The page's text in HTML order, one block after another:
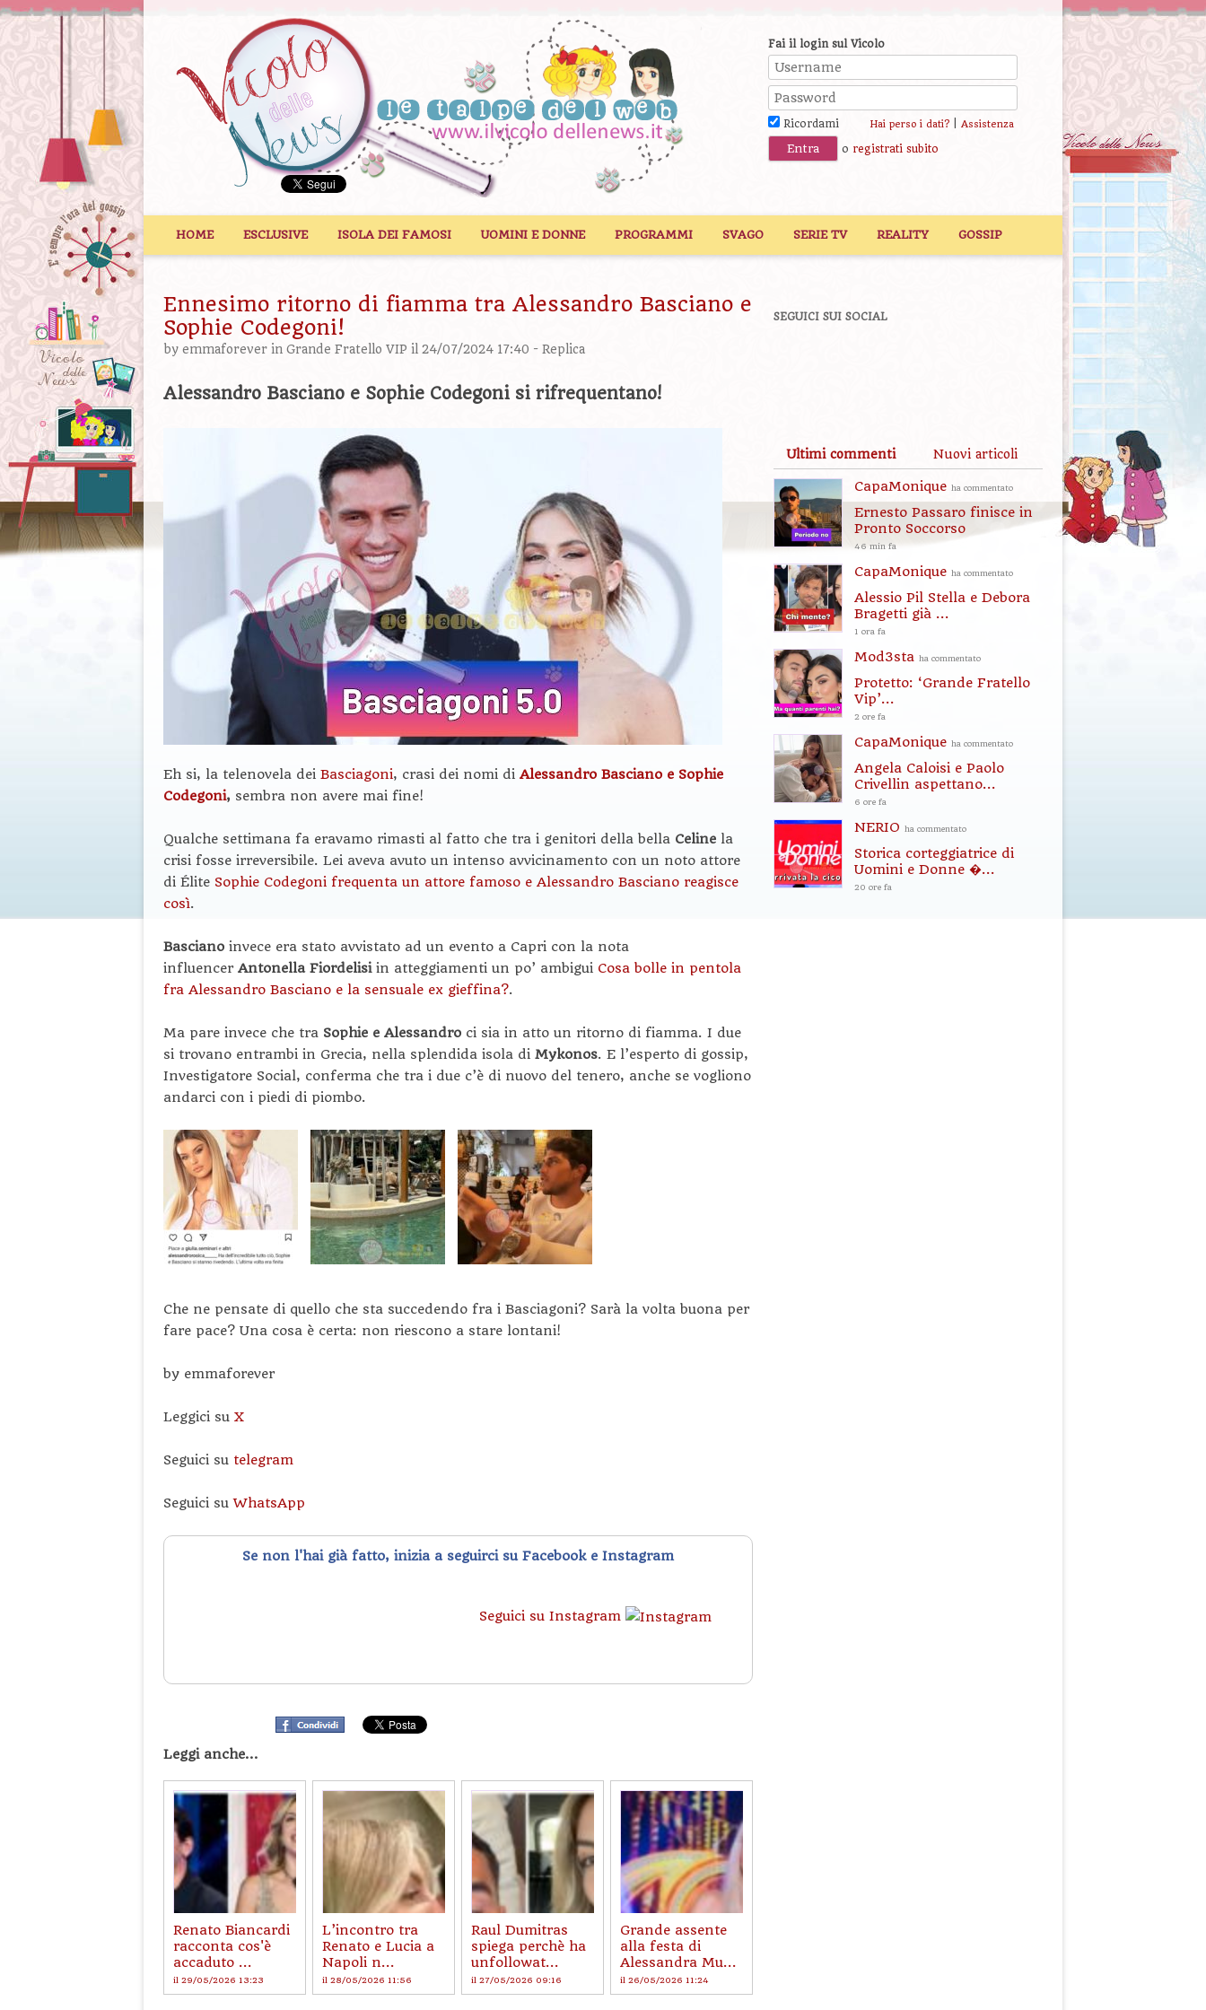
Fai il login sul Vicolo
Ricordami Hai perso i dati?| Assistenza
o registrati subito
HOME ESCLUSIVE ISOLA DEI FAMOSI UOMINI E DONNE PROGRAMMI SVAGO SERIE TV REALITY GOSSIP
Ennesimo ritorno di fiamma tra Alessandro Basciano e
Sophie Codegoni!
by emmaforever in Grande Fratello VIP il 24/07/2024 17:40 - Replica
Alessandro Basciano e Sophie Codegoni si rifrequentano!
Eh si, la telenovela dei Basciagoni, crasi dei nomi di Alessandro Basciano e Sophie
Codegoni, sembra non avere mai fine!
Qualche settimana fa eravamo rimasti al fatto che tra i genitori della bella Celine la
crisi fosse irreversibile. Lei aveva avuto un intenso avvicinamento con un noto attore
di Élite Sophie Codegoni frequenta un attore famoso e Alessandro Basciano reagisce
così.
Basciano invece era stato avvistato ad un evento a Capri con la nota
influencer Antonella Fiordelisi in atteggiamenti un po’ ambigui Cosa bolle in pentola
fra Alessandro Basciano e la sensuale ex gieffina?.
Ma pare invece che tra Sophie e Alessandro ci sia in atto un ritorno di fiamma. I due
si trovano entrambi in Grecia, nella splendida isola di Mykonos. E l’esperto di gossip,
Investigatore Social, conferma che tra i due c’è di nuovo del tenero, anche se vogliono
andarci con i piedi di piombo.
Che ne pensate di quello che sta succedendo fra i Basciagoni? Sarà la volta buona per
fare pace? Una cosa è certa: non riescono a stare lontani!
by emmaforever
Leggici su X
Seguici su telegram
Seguici suWhatsApp
Se non l'hai già fatto, inizia a seguirci su Facebook e Instagram
Seguici su Instagram
Leggi anche...
Renato Biancardi
racconta cos'è
accaduto ...
il 29/05/2026 13:23
L’incontro tra
Renato e Lucia a
Napoli n...
il 28/05/2026 11:56
Raul Dumitras
spiega perchè ha
unfollowat...
il 27/05/2026 09:16
Grande assente
alla festa di
Alessandra Mu...
il 26/05/2026 11:24
SEGUICI SUI SOCIAL
Ultimi commenti Nuovi articoli
CapaMonique ha commentato
Ernesto Passaro finisce in
Pronto Soccorso
46 min fa
CapaMonique ha commentato
Alessio Pil Stella e Debora
Bragetti già ...
1 ora fa
Mod3sta ha commentato
Protetto: ‘Grande Fratello
Vip’...
2 ore fa
CapaMonique ha commentato
Angela Caloisi e Paolo
Crivellin aspettano...
6 ore fa
NERIO ha commentato
Storica corteggiatrice di
Uomini e Donne �...
20 ore fa